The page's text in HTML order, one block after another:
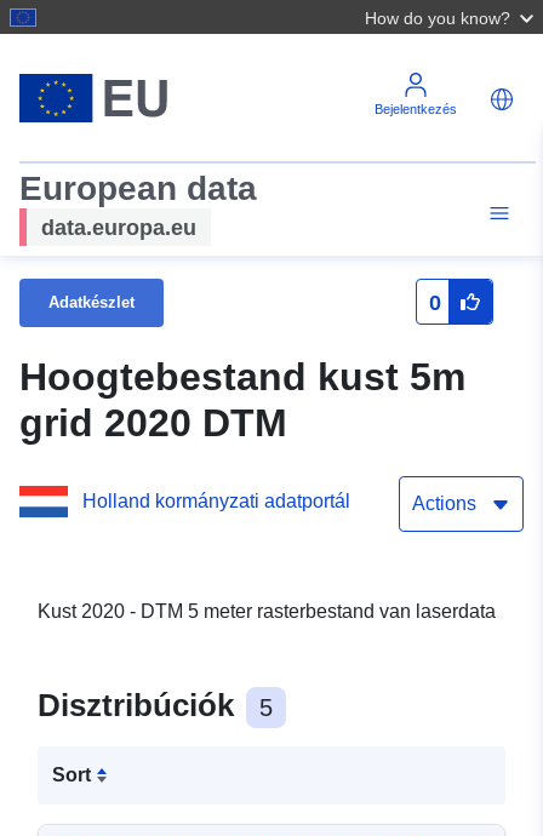
How do you know?
Bejelentkezés
European data
data.europa.eu
Adatkészlet 0
Hoogtebestand kust 5m
grid 2020 DTM
Holland kormányzati adatportál Actions
Kust 2020 - DTM 5 meter rasterbestand van laserdata
Disztribúciók 5
Sort